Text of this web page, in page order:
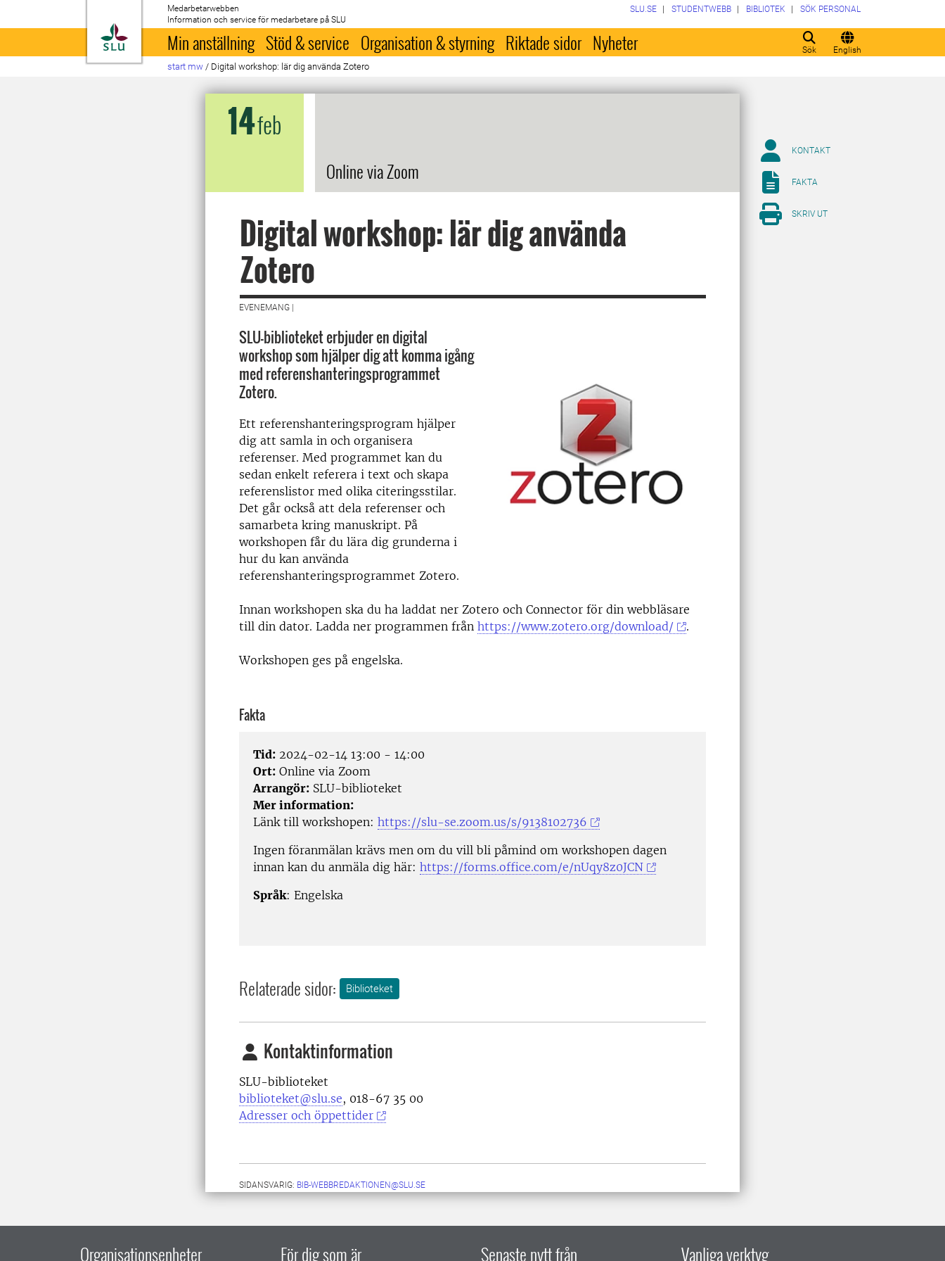
Till startsida
Medarbetarwebben
Information och service för medarbetare på SLU
Sök English
SLU.SE STUDENTWEBB BIBLIOTEK SÖK PERSONAL
Min anställning Stöd & service Organisation & styrning Riktade sidor Nyheter
start mw / Digital workshop: lär dig använda Zotero
14feb
Online via Zoom
Digital workshop: lär dig använda
Zotero
EVENEMANG |
SLU-biblioteket erbjuder en digital
workshop som hjälper dig att komma igång
med referenshanteringsprogrammet
Zotero.
Ett referenshanteringsprogram hjälper
dig att samla in och organisera
referenser. Med programmet kan du
sedan enkelt referera i text och skapa
referenslistor med olika citeringsstilar.
Det går också att dela referenser och
samarbeta kring manuskript. På
workshopen får du lära dig grunderna i
hur du kan använda
referenshanteringsprogrammet Zotero.
Innan workshopen ska du ha laddat ner Zotero och Connector för din webbläsare
till din dator. Ladda ner programmen från https://www.zotero.org/download/ .
Workshopen ges på engelska.
Fakta
Tid: 2024-02-14 13:00 - 14:00
Ort: Online via Zoom
Arrangör: SLU-biblioteket
Mer information:
Länk till workshopen: https://slu-se.zoom.us/s/9138102736
Ingen föranmälan krävs men om du vill bli påmind om workshopen dagen
innan kan du anmäla dig här: https://forms.office.com/e/nUqy8z0JCN
Språk: Engelska
Relaterade sidor: Biblioteket
Kontaktinformation
SLU-biblioteket
biblioteket@slu.se, 018-67 35 00
Adresser och öppettider
SIDANSVARIG: BIB-WEBBREDAKTIONEN@SLU.SE
KONTAKT
FAKTA
SKRIV UT
Organisationsenheter För dig som är Senaste nytt från Vanliga verktyg